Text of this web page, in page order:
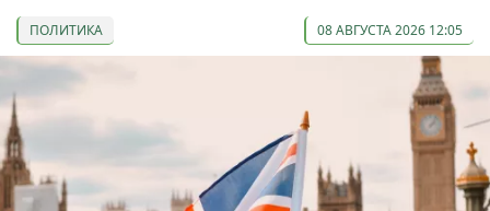
ПОЛИТИКА 08 АВГУСТА 2026 12:05